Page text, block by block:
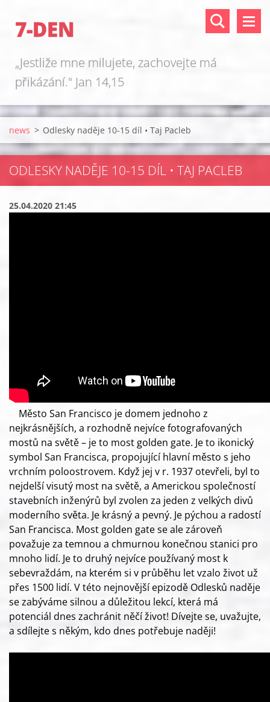
7-DEN
„Jestliže mne milujete, zachovejte má
přikázání." Jan 14,15
news > Odlesky naděje 10-15 díl • Taj Pacleb
ODLESKY NADĚJE 10-15 DÍL • TAJ PACLEB
25.04.2020 21:45
Město San Francisco je domem jednoho z
nejkrásnějších, a rozhodně nejvíce fotografovaných
mostů na světě – je to most golden gate. Je to ikonický
symbol San Francisca, propojující hlavní město s jeho
vrchním poloostrovem. Když jej v r. 1937 otevřeli, byl to
nejdelší visutý most na světě, a Americkou společností
stavebních inženýrů byl zvolen za jeden z velkých divů
moderního světa. Je krásný a pevný. Je pýchou a radostí
San Francisca. Most golden gate se ale zároveň
považuje za temnou a chmurnou konečnou stanici pro
mnoho lidí. Je to druhý nejvíce používaný most k
sebevraždám, na kterém si v průběhu let vzalo život už
přes 1500 lidí. V této nejnovější epizodě Odlesků naděje
se zabýváme silnou a důležitou lekcí, která má
potenciál dnes zachránit něčí život! Dívejte se, uvažujte,
a sdílejte s někým, kdo dnes potřebuje naději!